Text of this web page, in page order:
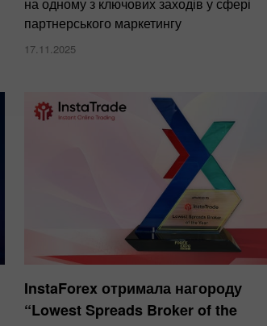
партнерського маркетингу
17.11.2025
InstaForex отримала нагороду
“Lowest Spreads Broker of the